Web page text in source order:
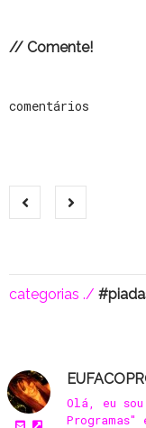
// Comente!
comentários
categorias ./
Olá, eu
Programas"